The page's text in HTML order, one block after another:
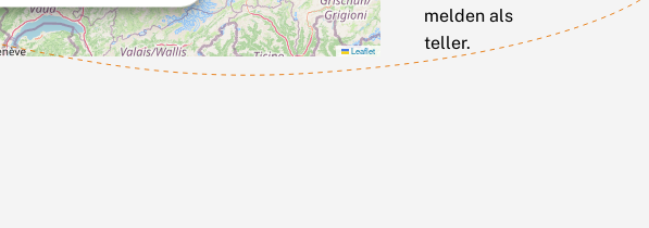
Leaflet
melden als
teller.